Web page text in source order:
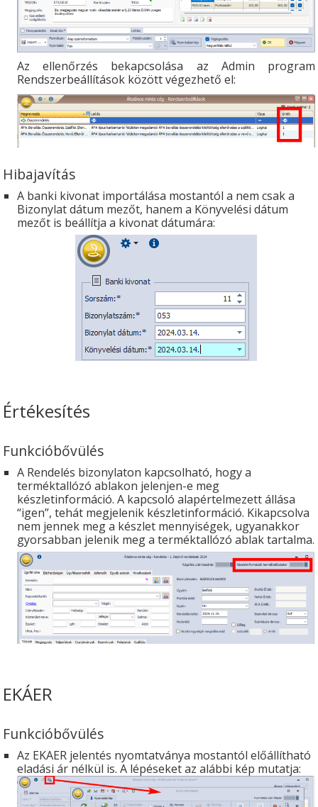
Az ellenőrzés bekapcsolása az Admin program
Rendszerbeállítások között végezhető el:
Hibajavítás
A banki kivonat importálása mostantól a nem csak a
Bizonylat dátum mezőt, hanem a Könyvelési dátum
mezőt is beállítja a kivonat dátumára:
Értékesítés
Funkcióbővülés
A Rendelés bizonylaton kapcsolható, hogy a
terméktallózó ablakon jelenjen-e meg
készletinformáció. A kapcsoló alapértelmezett állása
“igen”, tehát megjelenik készletinformáció. Kikapcsolva
nem jennek meg a készlet mennyiségek, ugyanakkor
gyorsabban jelenik meg a terméktallózó ablak tartalma.
EKÁER
Funkcióbővülés
Az EKAER jelentés nyomtatványa mostantól előállítható
eladási ár nélkül is. A lépéseket az alábbi kép mutatja: